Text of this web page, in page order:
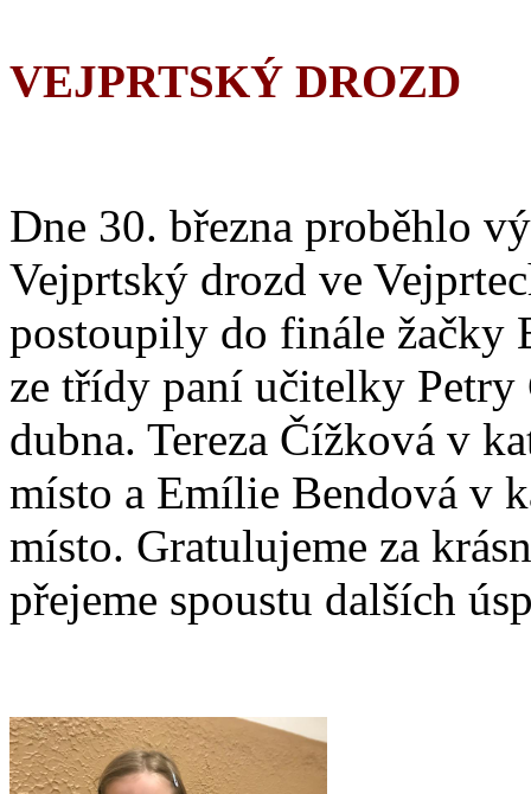
VEJPRTSKÝ DROZD
Dne 30. března proběhlo
Vejprtský drozd ve
postoupily do finále žačky
ze třídy paní učitelky
dubna. Tereza Čížková v
místo a Emílie Bendová v
místo. Gratulujeme za
přejeme spoustu dalších